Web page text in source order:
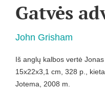
Gatvės
John Grisham
Iš anglų kalbos vertė
15x22x3,1 cm, 328 p.,
Jotema, 2008 m.